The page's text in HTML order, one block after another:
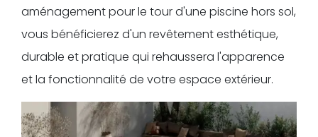
aménagement pour le tour d'une piscine hors sol,
vous bénéficierez d'un revêtement esthétique,
durable et pratique qui rehaussera l'apparence
et la fonctionnalité de votre espace extérieur.